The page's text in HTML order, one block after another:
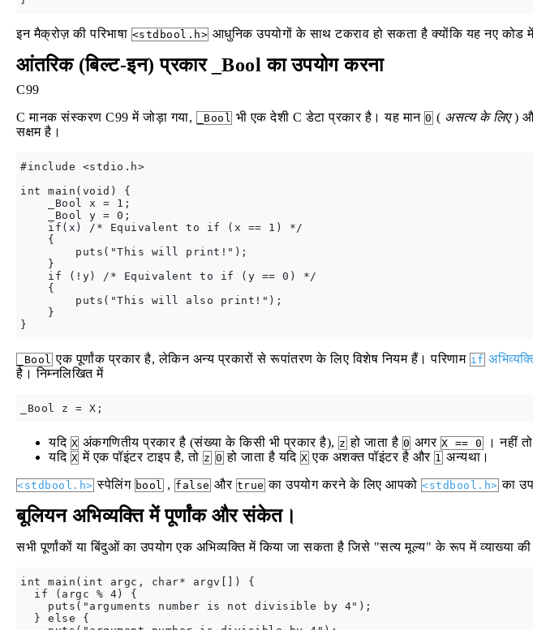
इन मैक्रोज़ की परिभाषा <stdbool.h> आधुनिक उपयोगों के साथ टकराव हो सकता है क्योंकि यह नए कोड
आंतरिक (बिल्ट-इन) प्रकार _Bool का उपयोग करना
C99
C मानक संस्करण C99 में जोड़ा गया,
_Bool भी एक देशी C डेटा प्रकार है। यह मान 0 ( असत्य के लिए)
सक्षम है।
#include <stdio.h>
int main(void) {
    _Bool x = 1;
    _Bool y = 0;
    if(x) /* Equivalent to if (x == 1) */
    {
        puts("This will print!");
    }
    if (!y) /* Equivalent to if (y == 0) */
    {
        puts("This will also print!");
    }
_Bool एक पूर्णांक प्रकार है, लेकिन अन्य प्रकारों से रूपांतरण के लिए विशेष नियम हैं। परिणाम if
है। निम्नलिखित में
यदि X अंकगणितीय प्रकार है (संख्या के किसी भी प्रकार है), z हो जाता है 0 अगर X == 0 । नहीं तो
यदि X में एक पॉइंटर टाइप है, तो z 0 हो जाता है यदि X एक अशक्त पॉइंटर है और 1 अन्यथा।
<stdbool.h> स्पेलिंग bool , false और true का उपयोग करने के लिए आपको <stdbool.h> का
बूलियन अभिव्यक्ति में पूर्णांक और संकेत।
सभी पूर्णांकों या बिंदुओं का उपयोग एक अभिव्यक्ति में किया जा सकता है जिसे "सत्य मूल्य" के रूप में व्याख्या की
int main(int argc, char* argv[]) {
  if (argc % 4) {
    puts("arguments number is not divisible by 4");
  } else {